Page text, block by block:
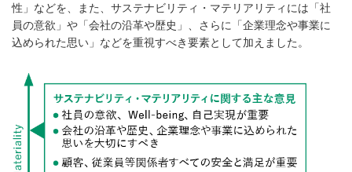
性」などを、また、サステナビリティ・マテリアリティには「社
員の意欲」や「会社の沿革や歴史」、さらに「企業理念や事業に
込められた思い」などを重視すべき要素として加えました。